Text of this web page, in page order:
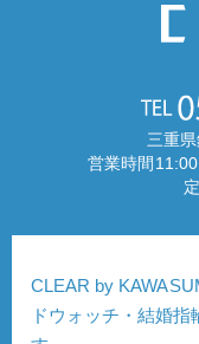
三重
営業時間
CLEAR by
ドウォッチ・結婚